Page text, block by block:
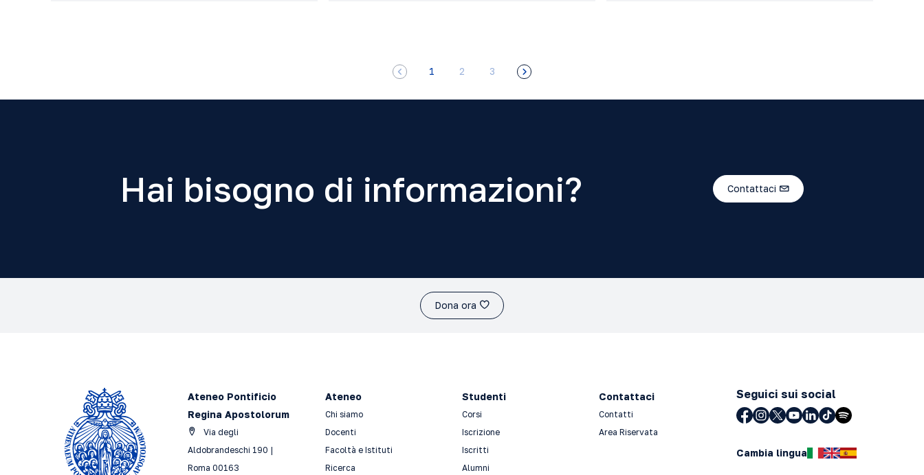
1 2 3
Hai bisogno di informazioni? Contattaci
Dona ora
Ateneo Pontificio
Regina Apostolorum
Via degli
Aldobrandeschi 190 |
Roma 00163
Ateneo
Chi siamo
Docenti
Facoltà e Istituti
Ricerca
Studenti
Corsi
Iscrizione
Iscritti
Alumni
Contattaci
Contatti
Area Riservata
Seguici sui social
Cambia lingua